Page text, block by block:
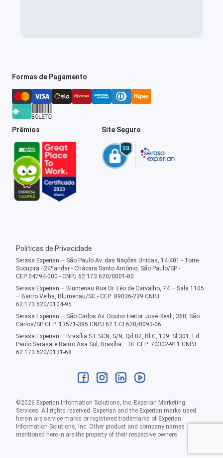
Formas de Pagamento
Prêmios Site Seguro
Políticas de Privacidade
Serasa Experian – São Paulo Av. das Nações Unidas, 14.401 - Torre
Sucupira - 24ºandar - Chácara Santo Antônio, São Paulo/SP -
CEP:04794-000 - CNPJ 62.173.620/0001-80
Serasa Experian – Blumenau Rua Dr. Léo de Carvalho, 74 – Sala 1105
– Bairro Velha, Blumenau/SC - CEP: 89036-239 CNPJ
62.173.620/0104-95
Serasa Experian – São Carlos Av. Doutor Heitor José Reali, 360, São
Carlos/SP CEP: 13571-385 CNPJ 62.173.620/0093-06
Serasa Experian – Brasília ST SCN, S/N, Qd 02, Bl C, 109, Sl 301, Ed.
Paulo Sarasate Bairro Asa Sul, Brasília – DF CEP: 70302-911 CNPJ
62.173.620/0131-68
©2026 Experian Information Solutions, Inc. Experian Marketing
Services. All rights reserved. Experian and the Experian marks used
herein are service marks or registered trademarks of Experian
Information Solutions, Inc. Other product and company names
mentioned here in are the property of their respective owners.